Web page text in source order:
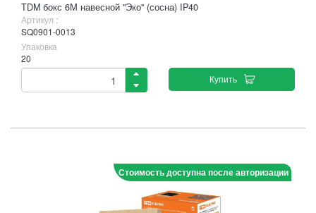
TDM бокс 6М навесной "Эко" (сосна) IP40
Артикул :
SQ0901-0013
Упаковка
20
Купить
Стоимость доступна после авторизации